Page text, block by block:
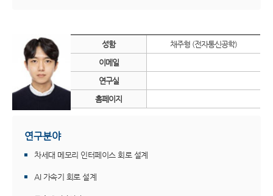
성함
채주형 (전자통신공학)
이메일
연구실
홈페이지
연구분야
차세대 메모리 인터페이스 회로 설계
AI 가속기 회로 설계